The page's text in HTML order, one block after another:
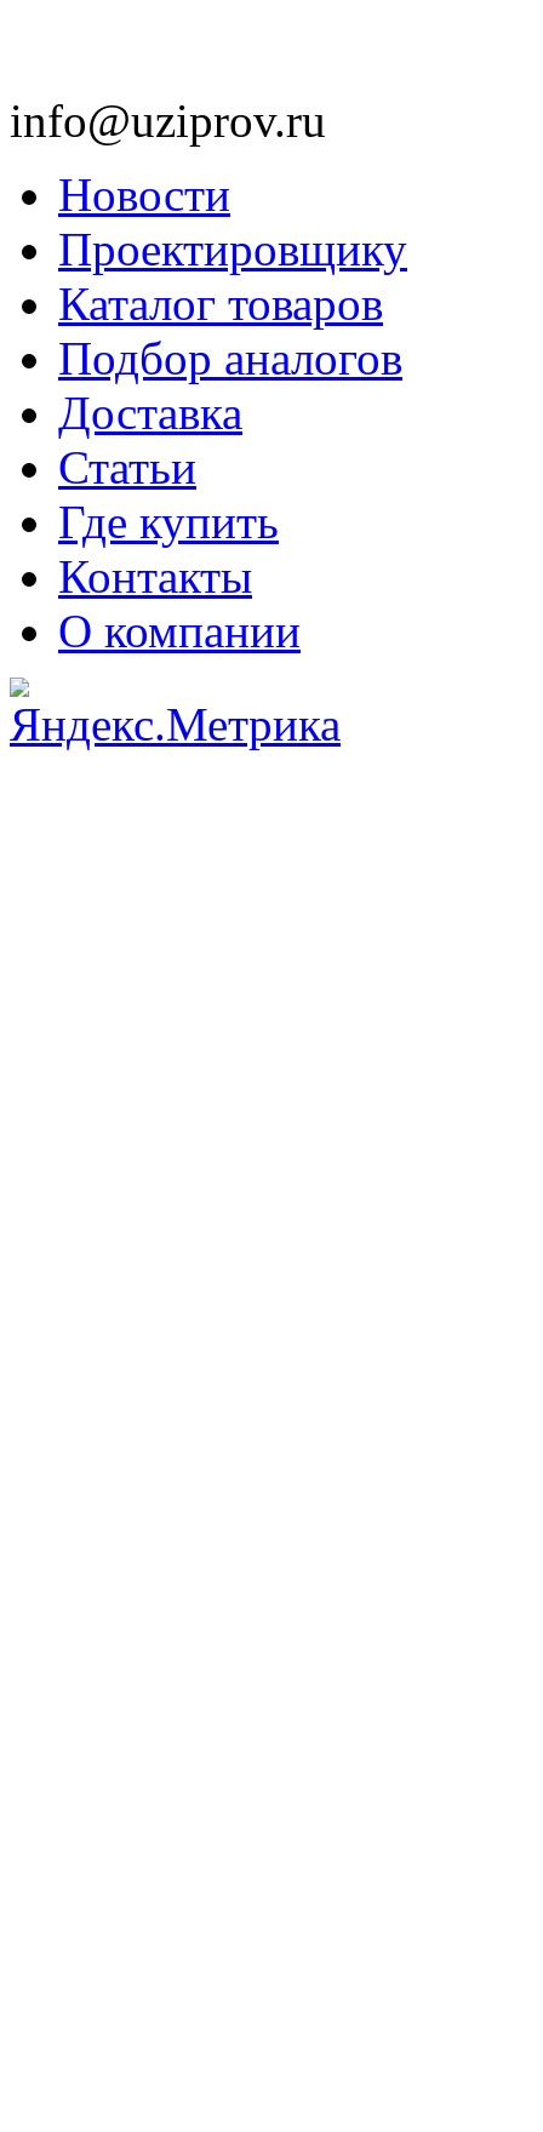
info@uziprov.ru
Новости
Проектировщику
Каталог товаров
Подбор аналогов
Доставка
Статьи
Где купить
Контакты
О компании